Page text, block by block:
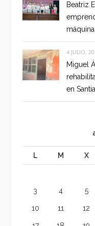
Beatriz
4 JULIO,
Miguel
en
L M X
3 4 5
10 11 12